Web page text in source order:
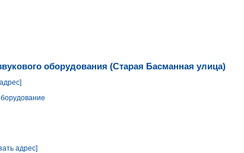
оборудования (Старая Басманная улица)
адрес]